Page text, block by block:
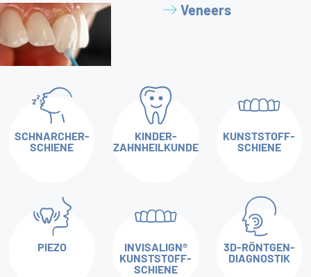
Veneers
SCHNARCHER­
SCHIENE
KINDER­
ZAHNHEILKUNDE
KUNSTSTOFF­
SCHIENE
PIEZO
INVISALIGN®
KUNSTSTOFF­
SCHIENE
3D-RÖNTGEN­
DIAGNOSTIK